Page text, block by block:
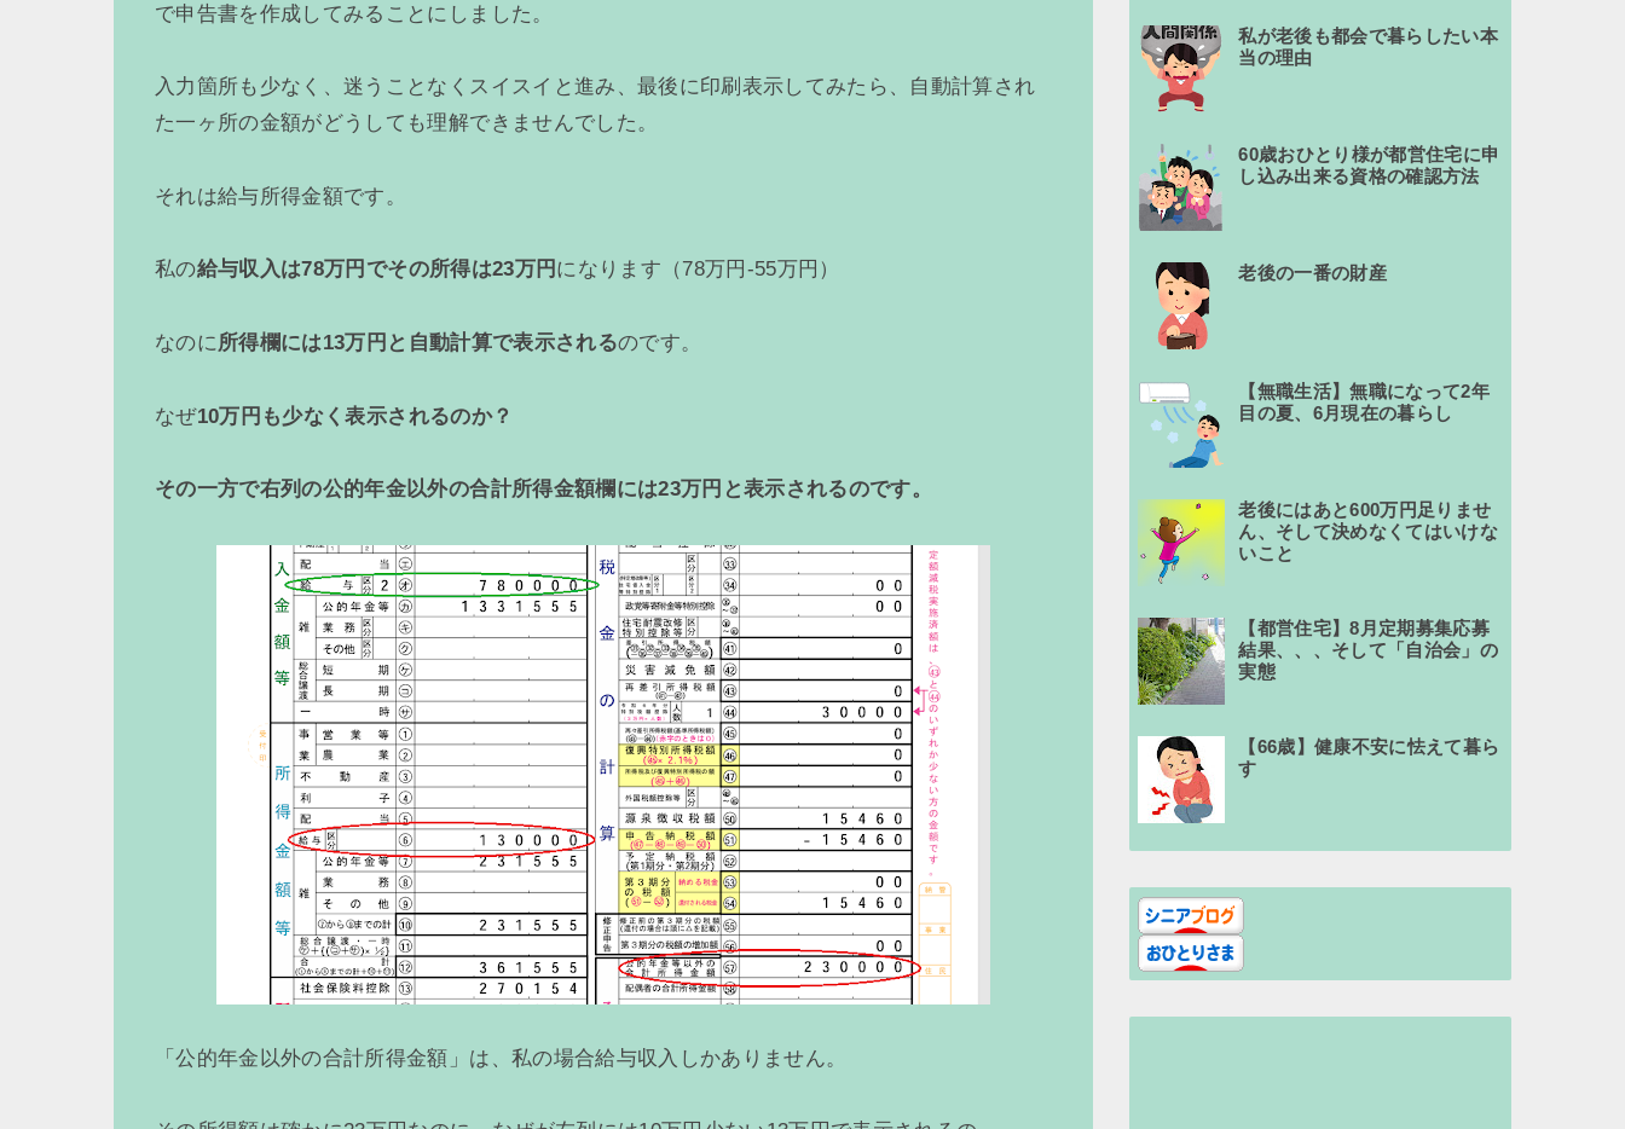
で申告書を作成してみることにしました。
入力箇所も少なく、迷うことなくスイスイと進み、最後に印刷表示してみたら、自動計算され
た一ヶ所の金額がどうしても理解できませんでした。
それは給与所得金額です。
私の給与収入は78万円でその所得は23万円 になります（78万円-55万円）
なのに所得欄には13万円と自動計算で表示されるのです。
なぜ10万円も少なく表示されるのか？
その一方で右列の公的年金以外の合計所得金額欄には23万円と表示されるのです。
「公的年金以外の合計所得金額」は、私の場合給与収入しかありません。
私が老後も都会で暮らしたい本
当の理由
60歳おひとり様が都営住宅に申
し込み出来る資格の確認方法
老後の一番の財産
【無職生活】無職になって2年
目の夏、6月現在の暮らし
老後にはあと600万円足りませ
ん、そして決めなくてはいけな
いこと
【都営住宅】8月定期募集応募
結果、、、そして「自治会」の
実態
【66歳】健康不安に怯えて暮ら
す